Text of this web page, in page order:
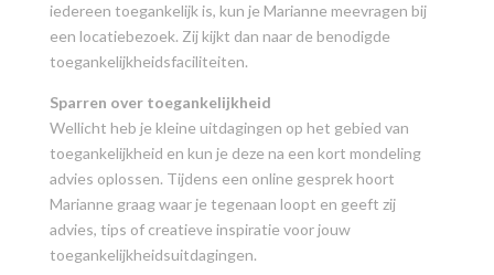
iedereen toegankelijk is, kun je Marianne meevragen bij
een locatiebezoek. Zij kijkt dan naar de benodigde
toegankelijkheidsfaciliteiten.
Sparren over toegankelijkheid
Wellicht heb je kleine uitdagingen op het gebied van
toegankelijkheid en kun je deze na een kort mondeling
advies oplossen. Tijdens een online gesprek hoort
Marianne graag waar je tegenaan loopt en geeft zij
advies, tips of creatieve inspiratie voor jouw
toegankelijkheidsuitdagingen.